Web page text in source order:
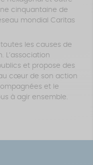
cinquantaine de
mondial Caritas
les causes de
L’association
et propose des
cœur de son action
et le
à agir ensemble.